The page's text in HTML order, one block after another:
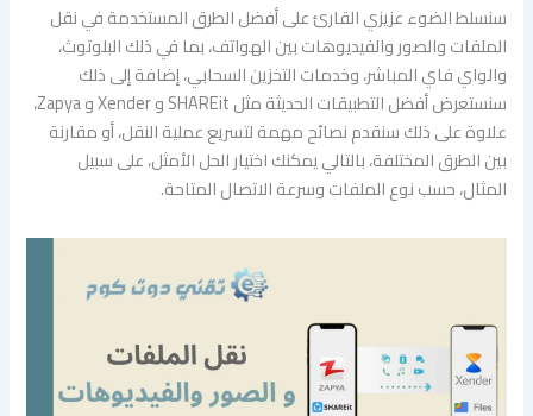
سنسلط الضوء عزيزي القارئ على أفضل الطرق المستخدمة في نقل
الملفات والصور والفيديوهات بين الهواتف، بما في ذلك البلوتوث،
والواي فاي المباشر، وخدمات التخزين السحابي، إضافة إلى ذلك
سنستعرض أفضل التطبيقات الحديثة مثل SHAREit و Xender و Zapya،
علاوة على ذلك سنقدم نصائح مهمة لتسريع عملية النقل، أو مقارنة
بين الطرق المختلفة، بالتالي يمكنك اختيار الحل الأمثل، على سبيل
المثال، حسب نوع الملفات وسرعة الاتصال المتاحة.